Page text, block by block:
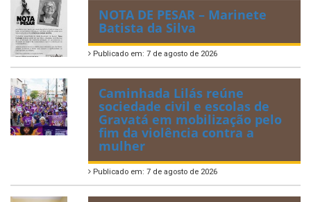
NOTA DE PESAR – Marinete
Batista da Silva
Publicado em: 7 de agosto de 2026
Caminhada Lilás reúne
sociedade civil e escolas de
Gravatá em mobilização pelo
fim da violência contra a
mulher
Publicado em: 7 de agosto de 2026